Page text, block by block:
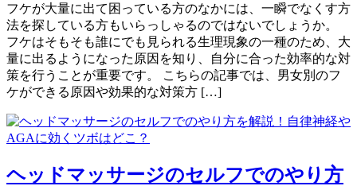
フケが大量に出て困っている方のなかには、一瞬でなくす方
法を探している方もいらっしゃるのではないでしょうか。
フケはそもそも誰にでも見られる生理現象の一種のため、大
量に出るようになった原因を知り、自分に合った効率的な対
策を行うことが重要です。 こちらの記事では、男女別のフ
ケができる原因や効果的な対策方 […]
ヘッドマッサージのセルフでのやり方